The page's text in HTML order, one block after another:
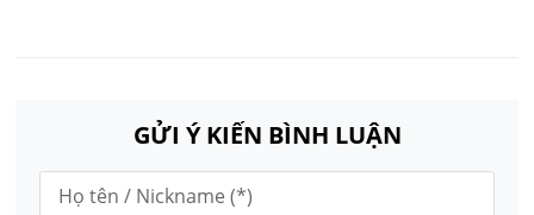
GỬI Ý KIẾN BÌNH LUẬN